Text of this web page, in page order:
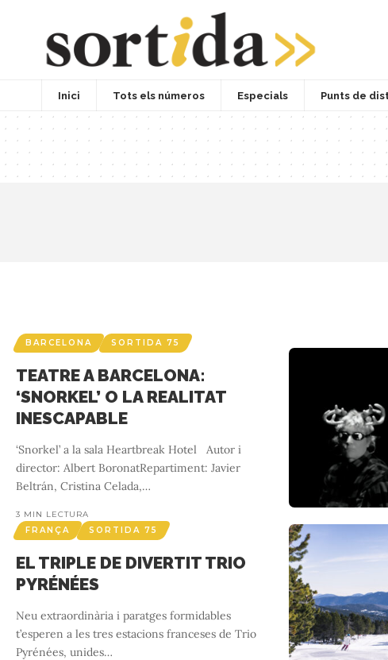
Inici Tots els números Especials Punts de
BARCELONA SORTIDA 75
TEATRE A BARCELONA:
‘SNORKEL’ O LA REALITAT
INESCAPABLE
‘Snorkel’ a la sala Heartbreak Hotel Autor i
director: Albert BoronatRepartiment: Javier
Beltrán, Cristina Celada,…
3 MIN LECTURA
FRANÇA SORTIDA 75
EL TRIPLE DE DIVERTIT TRIO
PYRÉNÉES
Neu extraordinària i paratges formidables
t’esperen a les tres estacions franceses de Trio
Pyrénées, unides…